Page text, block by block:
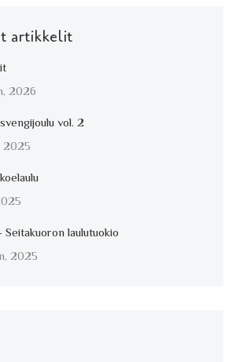
artikkelit
2026
vol. 2
2025
laulutuokio
2025